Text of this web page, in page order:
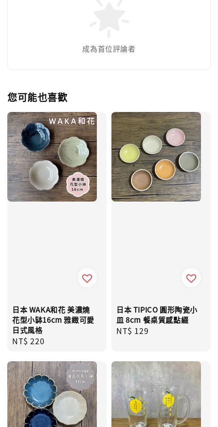
成為首位評論者
您可能也喜歡
日本 WAKA和花 美濃燒
花型小缽16cm 雅緻可愛
日式風格
Regular
NT$ 220
日本 TIPICO 圓形陶瓷小
皿 8cm 餐桌質感點綴
Regular
NT$ 129